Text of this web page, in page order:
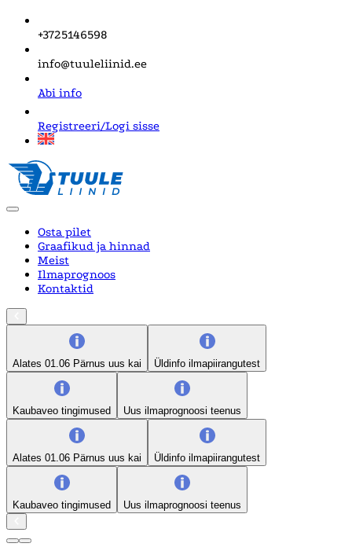
+3725146598
info@tuuleliinid.ee
Abi info
Registreeri/Logi sisse
Osta pilet
Graafikud ja hinnad
Meist
Ilmaprognoos
Kontaktid
Alates 01.06 Pärnus uus kai Üldinfo ilmapiirangutest
Kaubaveo tingimused Uus ilmaprognoosi teenus
Alates 01.06 Pärnus uus kai Üldinfo ilmapiirangutest
Kaubaveo tingimused Uus ilmaprognoosi teenus